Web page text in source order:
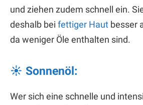
und ziehen zudem schnell ein.
deshalb bei fettiger Haut besser
da weniger Öle enthalten sind.
☀ Sonnenöl:
Wer sich eine schnelle und